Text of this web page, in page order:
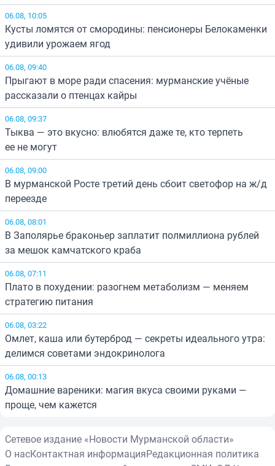
06.08, 10:05
Кусты ломятся от смородины: пенсионеры Белокаменки
удивили урожаем ягод
06.08, 09:40
Прыгают в море ради спасения: мурманские учёные
рассказали о птенцах кайры
06.08, 09:37
Тыква — это вкусно: влюбятся даже те, кто терпеть
ее не могут
06.08, 09:00
В мурманской Росте третий день сбоит светофор на ж/д
переезде
06.08, 08:01
В Заполярье браконьер заплатит полмиллиона рублей
за мешок камчатского краба
06.08, 07:11
Плато в похудении: разогнем метаболизм — меняем
стратегию питания
06.08, 03:22
Омлет, каша или бутерброд — секреты идеального утра:
делимся советами эндокринолога
06.08, 00:13
Домашние вареники: магия вкуса своими руками —
проще, чем кажется
Сетевое издание «Новости Мурманской области»
О насКонтактная информацияРедакционная политика